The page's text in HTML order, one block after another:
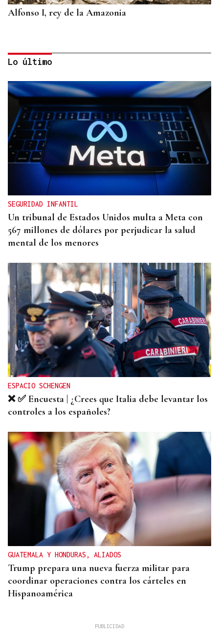
Alfonso I, rey de la Amazonia
BIOGRAFÍAS
Jesusa Prado López, la fuerza ourensana que
iluminó La Habana
Lo último
SEGURIDAD INFANTIL
Un tribunal de Estados Unidos multa a Meta con
567 millones de dólares por perjudicar la salud
mental de los menores
ESPACIO SCHENGEN
❌ ✅ Encuesta | ¿Crees que Italia debe levantar los
controles a los españoles?
GUATEMALA Y HONDURAS, ALIADOS
Trump prepara una nueva fuerza militar para
coordinar operaciones contra los cárteles en
Hispanoamérica